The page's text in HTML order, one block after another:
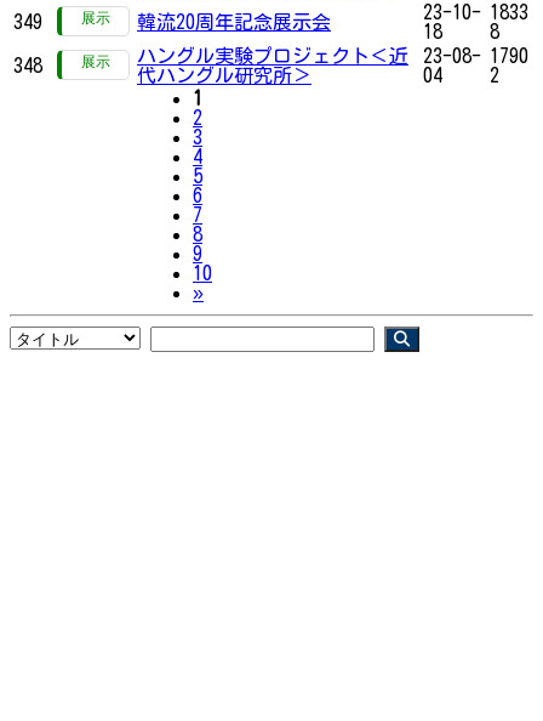
349
韓流20周年記念展示会
23-10-
18
1833
8
348
ハングル実験プロジェクト＜近
代ハングル研究所＞
23-08-
04
1790
2
1
2
3
4
5
6
7
8
9
10
»Next